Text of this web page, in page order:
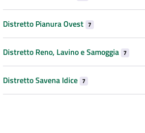
Distretto Pianura Ovest 7
Distretto Reno, Lavino e Samoggia 7
Distretto Savena Idice 7